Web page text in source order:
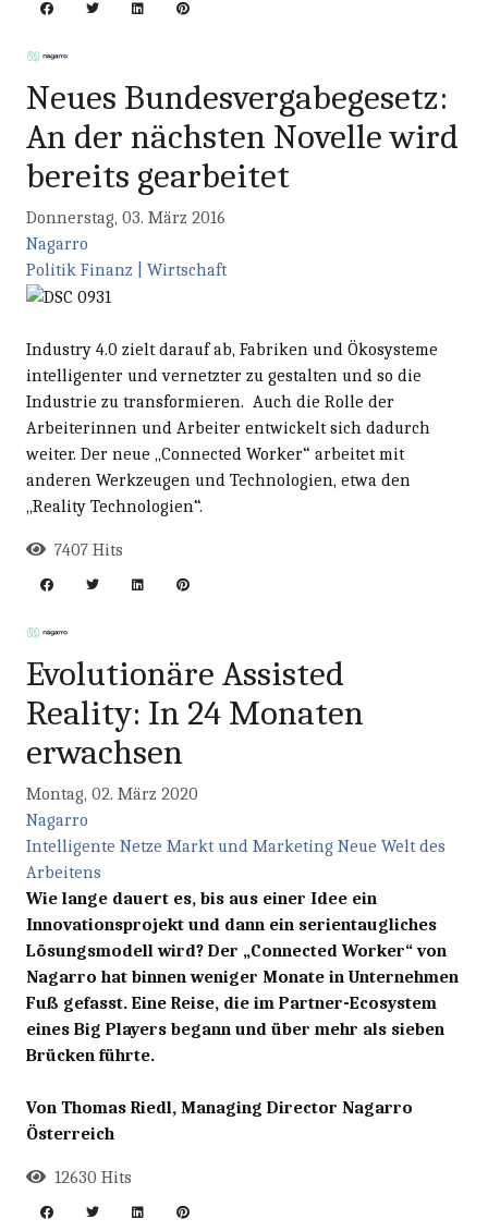
Neues Bundesvergabegesetz:
An der nächsten Novelle wird
bereits gearbeitet
Donnerstag, 03. März 2016
Nagarro
Politik Finanz | Wirtschaft
Industry 4.0 zielt darauf ab, Fabriken und Ökosysteme
intelligenter und vernetzter zu gestalten und so die
Industrie zu transformieren. Auch die Rolle der
Arbeiterinnen und Arbeiter entwickelt sich dadurch
weiter. Der neue „Connected Worker“ arbeitet mit
anderen Werkzeugen und Technologien, etwa den
„Reality Technologien“.
7407 Hits
Evolutionäre Assisted
Reality: In 24 Monaten
erwachsen
Montag, 02. März 2020
Nagarro
Intelligente Netze Markt und Marketing Neue Welt des
Arbeitens
Wie lange dauert es, bis aus einer Idee ein
Innovationsprojekt und dann ein serientaugliches
Lösungsmodell wird? Der „Connected Worker“ von
Nagarro hat binnen weniger Monate in Unternehmen
Fuß gefasst. Eine Reise, die im Partner-Ecosystem
eines Big Players begann und über mehr als sieben
Brücken führte.
Von Thomas Riedl, Managing Director Nagarro
Österreich
12630 Hits